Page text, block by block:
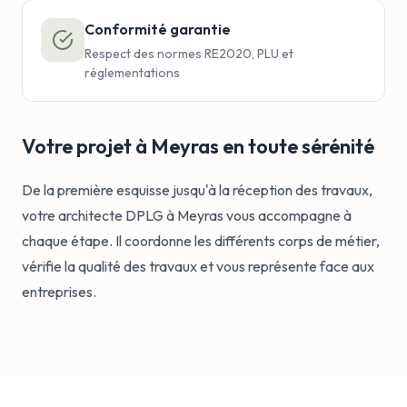
Conformité garantie
Respect des normes RE2020, PLU et
réglementations
Votre projet à Meyras en toute sérénité
De la première esquisse jusqu'à la réception des travaux,
votre architecte DPLG à Meyras vous accompagne à
chaque étape. Il coordonne les différents corps de métier,
vérifie la qualité des travaux et vous représente face aux
entreprises.